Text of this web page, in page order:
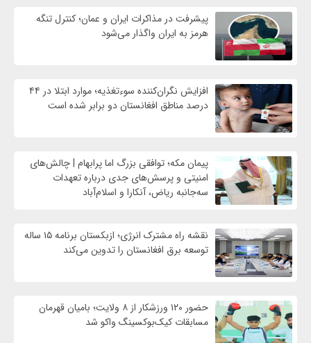
پیشرفت در مذاکرات ایران و عمان؛ کنترل تنگه
هرمز به ایران واگذار می‌شود
افزایش نگران‌کننده سوءتغذیه؛ موارد ابتلا در ۴۴
درصد مناطق افغانستان دو برابر شده است
پیمان مکه؛ توافقی بزرگ اما پرابهام | چالش‌های
امنیتی و پرسش‌های جدی درباره تعهدات
سه‌جانبه ریاض، آنکارا و اسلام‌آباد
نقشه راه مشترک انرژی؛ ازبکستان برنامه ۱۵ ساله
توسعه برق افغانستان را تدوین می‌کند
حضور ۱۲۰ ورزشکار از ۸ ولایت؛ بامیان قهرمان
مسابقات کیک‌بوکسینگ واکو شد